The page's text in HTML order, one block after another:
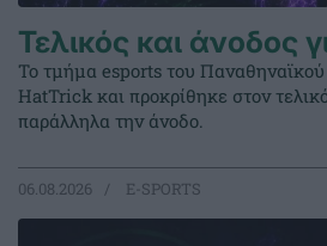
Τελικός και άνοδος
Το τμήμα esports του
HatTrick και προκρίθηκε στον
παράλληλα την άνοδο.
06.08.2026 E-SPORTS